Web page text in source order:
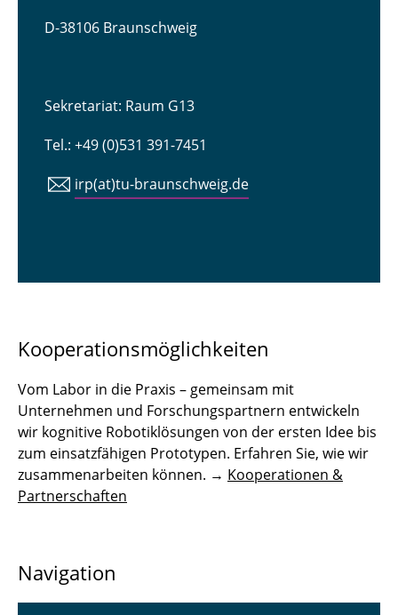
D-38106 Braunschweig
Sekretariat: Raum G13
Tel.: +49 (0)531 391-7451
irp(at)tu-braunschweig.de
Kooperationsmöglichkeiten
Vom Labor in die Praxis – gemeinsam mit
Unternehmen und Forschungspartnern entwickeln
wir kognitive Robotiklösungen von der ersten Idee bis
zum einsatzfähigen Prototypen. Erfahren Sie, wie wir
zusammenarbeiten können. → Kooperationen &
Partnerschaften
Navigation